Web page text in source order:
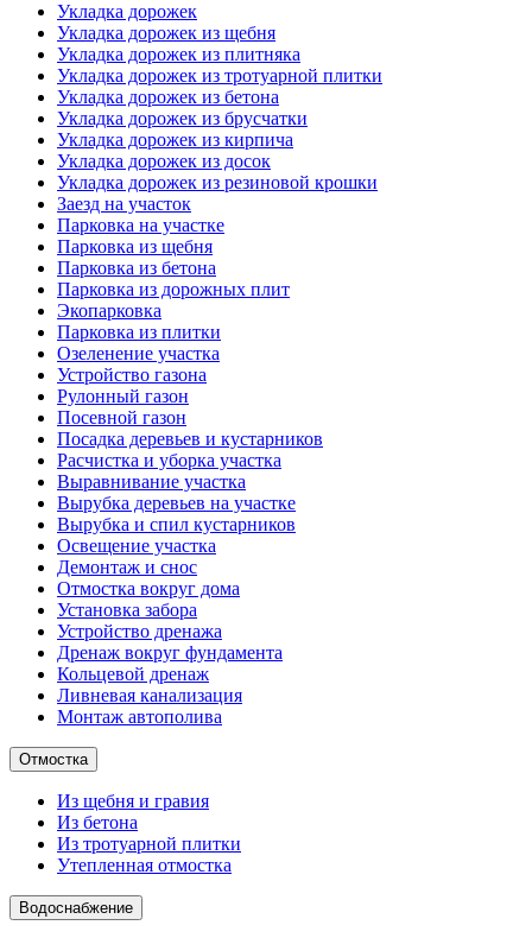
Укладка дорожек
Укладка дорожек из щебня
Укладка дорожек из плитняка
Укладка дорожек из тротуарной плитки
Укладка дорожек из бетона
Укладка дорожек из брусчатки
Укладка дорожек из кирпича
Укладка дорожек из досок
Укладка дорожек из резиновой крошки
Заезд на участок
Парковка на участке
Парковка из щебня
Парковка из бетона
Парковка из дорожных плит
Экопарковка
Парковка из плитки
Озеленение участка
Устройство газона
Рулонный газон
Посевной газон
Посадка деревьев и кустарников
Расчистка и уборка участка
Выравнивание участка
Вырубка деревьев на участке
Вырубка и спил кустарников
Освещение участка
Демонтаж и снос
Отмостка вокруг дома
Установка забора
Устройство дренажа
Дренаж вокруг фундамента
Кольцевой дренаж
Ливневая канализация
Монтаж автополива
Отмостка
Из щебня и гравия
Из бетона
Из тротуарной плитки
Утепленная отмостка
Водоснабжение